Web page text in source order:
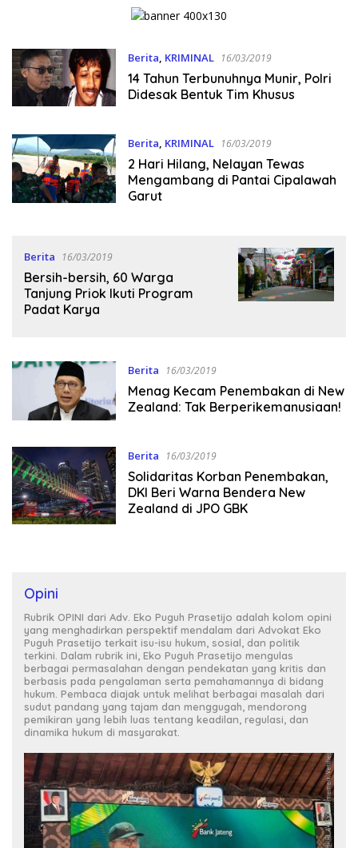
Berita KRIMINAL 16/03/2019
14 Tahun Terbunuhnya Munir, Polri
Didesak Bentuk Tim Khusus
Berita KRIMINAL 16/03/2019
2 Hari Hilang, Nelayan Tewas
Mengambang di Pantai Cipalawah
Garut
Berita 16/03/2019
Bersih-bersih, 60 Warga
Tanjung Priok Ikuti Program
Padat Karya
Berita 16/03/2019
Menag Kecam Penembakan di New
Zealand: Tak Berperikemanusiaan!
Berita 16/03/2019
Solidaritas Korban Penembakan,
DKI Beri Warna Bendera New
Zealand di JPO GBK
Opini
Rubrik OPINI dari Adv. Eko Puguh Prasetijo adalah kolom opini
yang menghadirkan perspektif mendalam dari Advokat Eko
Puguh Prasetijo terkait isu-isu hukum, sosial, dan politik
terkini. Dalam rubrik ini, Eko Puguh Prasetijo mengulas
berbagai permasalahan dengan pendekatan yang kritis dan
berbasis pada pengalaman serta pemahamannya di bidang
hukum. Pembaca diajak untuk melihat berbagai masalah dari
sudut pandang yang tajam dan menggugah, mendorong
pemikiran yang lebih luas tentang keadilan, regulasi, dan
dinamika hukum di masyarakat.